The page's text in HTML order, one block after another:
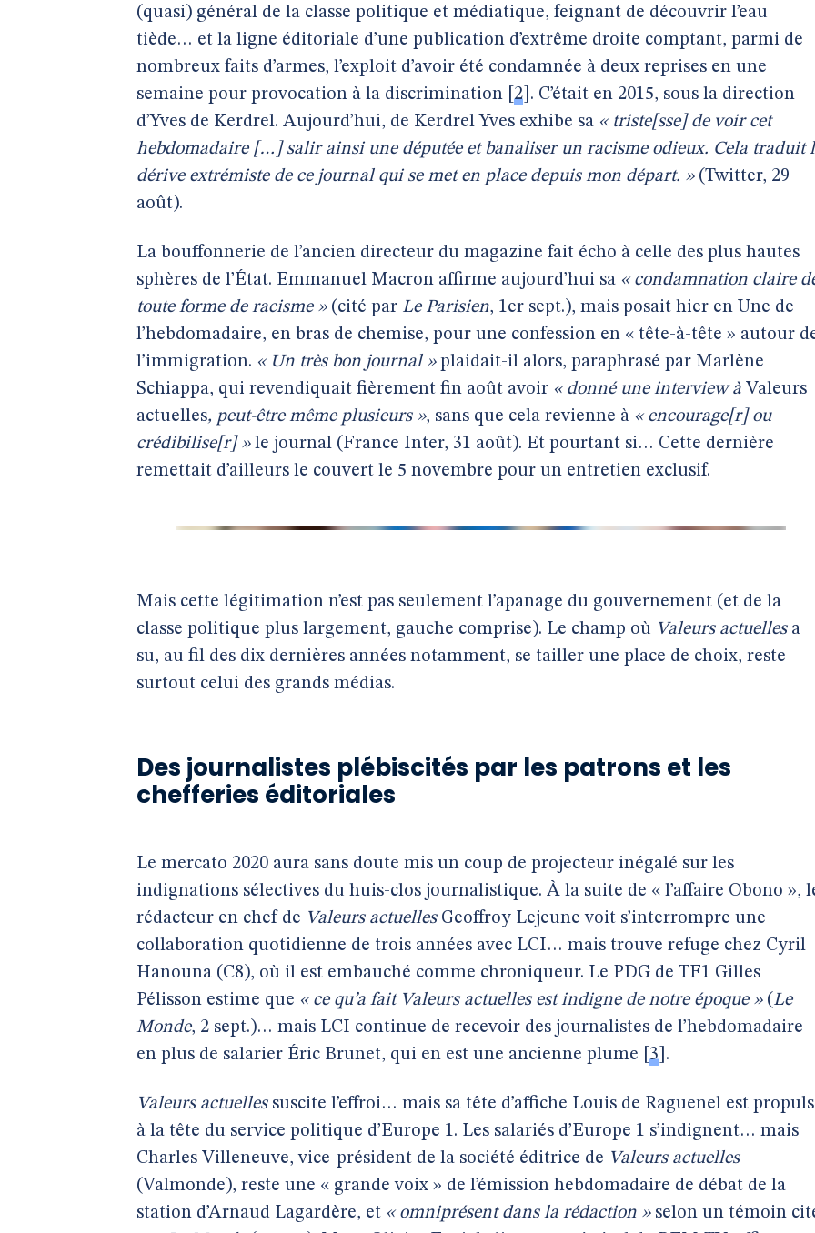
(quasi) général de la classe politique et médiatique, feignant de découvrir l’eau
tiède… et la ligne éditoriale d’une publication d’extrême droite comptant, parmi de
nombreux faits d’armes, l’exploit d’avoir été condamnée à deux reprises en une
semaine pour provocation à la discrimination 2 . C’était en 2015, sous la direction
d’Yves de Kerdrel. Aujourd’hui, de Kerdrel Yves exhibe sa « triste[sse] de voir cet
hebdomadaire […] salir ainsi une députée et banaliser un racisme odieux. Cela traduit
dérive extrémiste de ce journal qui se met en place depuis mon départ. »(Twitter, 29
août).
La bouffonnerie de l’ancien directeur du magazine fait écho à celle des plus hautes
sphères de l’État. Emmanuel Macron affirme aujourd’hui sa « condamnation claire
toute forme de racisme »(cité par Le Parisien, 1er sept.), mais posait hier en Une de
l’hebdomadaire, en bras de chemise, pour une confession en « tête-à-tête » autour
l’immigration. « Un très bon journal »plaidait-il alors, paraphrasé par Marlène
Schiappa, qui revendiquait fièrement fin août avoir « donné une interview à Valeurs
actuelles, peut-être même plusieurs », sans que cela revienne à « encourage[r] ou
crédibilise[r] »le journal (France Inter, 31 août). Et pourtant si… Cette dernière
remettait d’ailleurs le couvert le 5 novembre pour un entretien exclusif.
Mais cette légitimation n’est pas seulement l’apanage du gouvernement (et de la
classe politique plus largement, gauche comprise). Le champ où Valeurs actuellesa
su, au fil des dix dernières années notamment, se tailler une place de choix, reste
surtout celui des grands médias.
Des journalistes plébiscités par les patrons et les
chefferies éditoriales
Le mercato 2020 aura sans doute mis un coup de projecteur inégalé sur les
indignations sélectives du huis-clos journalistique. À la suite de « l’affaire Obono »,
rédacteur en chef de Valeurs actuellesGeoffroy Lejeune voit s’interrompre une
collaboration quotidienne de trois années avec LCI… mais trouve refuge chez Cyril
Hanouna (C8), où il est embauché comme chroniqueur. Le PDG de TF1 Gilles
Pélisson estime que « ce qu’a fait Valeurs actuelles est indigne de notre époque »(Le
Monde, 2 sept.)… mais LCI continue de recevoir des journalistes de l’hebdomadaire
en plus de salarier Éric Brunet, qui en est une ancienne plume
3 .
Valeurs actuellessuscite l’effroi… mais sa tête d’affiche Louis de Raguenel est
à la tête du service politique d’Europe 1. Les salariés d’Europe 1 s’indignent… mais
Charles Villeneuve, vice-président de la société éditrice de Valeurs actuelles
(Valmonde), reste une « grande voix » de l’émission hebdomadaire de débat de la
station d’Arnaud Lagardère, et « omniprésent dans la rédaction »selon un témoin